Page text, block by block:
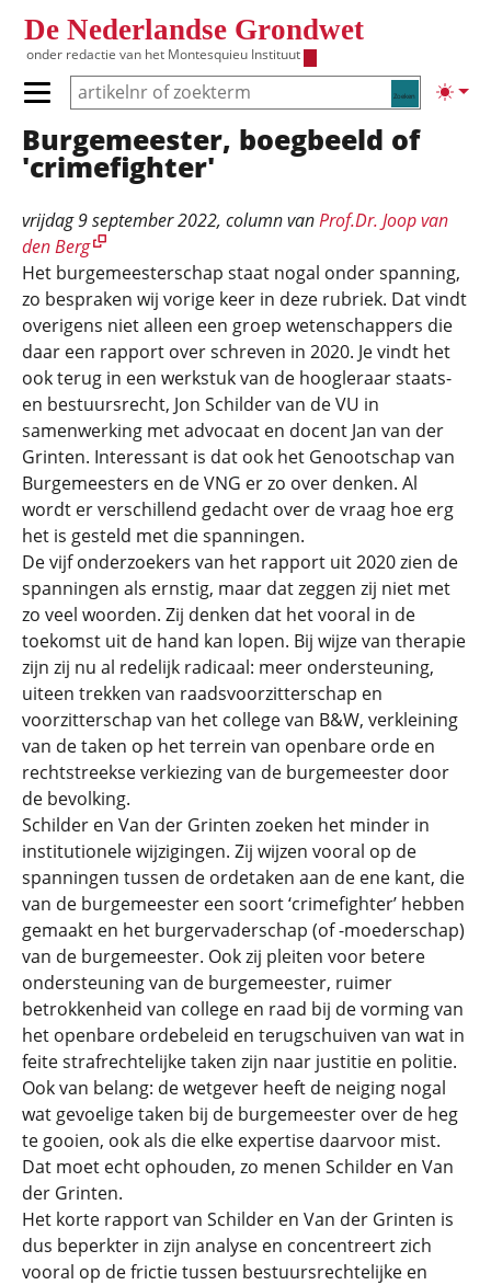
De Nederlandse Grondwet
onder redactie van het Montesquieu Instituut
Zoeken
Primair menu tonen/verbergen
Hoofdnavigatie
Burgemeester, boegbeeld of
'crimefighter'
vrijdag 9 september 2022, column vanProf.Dr. Joop van
den Berg
Het burgemeesterschap staat nogal onder spanning,
zo bespraken wij vorige keer in deze rubriek. Dat vindt
overigens niet alleen een groep wetenschappers die
daar een rapport over schreven in 2020. Je vindt het
ook terug in een werkstuk van de hoogleraar staats-
en bestuursrecht, Jon Schilder van de VU in
samenwerking met advocaat en docent Jan van der
Grinten. Interessant is dat ook het Genootschap van
Burgemeesters en de VNG er zo over denken. Al
wordt er verschillend gedacht over de vraag hoe erg
het is gesteld met die spanningen.
De vijf onderzoekers van het rapport uit 2020 zien de
spanningen als ernstig, maar dat zeggen zij niet met
zo veel woorden. Zij denken dat het vooral in de
toekomst uit de hand kan lopen. Bij wijze van therapie
zijn zij nu al redelijk radicaal: meer ondersteuning,
uiteen trekken van raadsvoorzitterschap en
voorzitterschap van het college van B&W, verkleining
van de taken op het terrein van openbare orde en
rechtstreekse verkiezing van de burgemeester door
de bevolking.
Schilder en Van der Grinten zoeken het minder in
institutionele wijzigingen. Zij wijzen vooral op de
spanningen tussen de ordetaken aan de ene kant, die
van de burgemeester een soort ‘crimefighter’ hebben
gemaakt en het burgervaderschap (of -moederschap)
van de burgemeester. Ook zij pleiten voor betere
ondersteuning van de burgemeester, ruimer
betrokkenheid van college en raad bij de vorming van
het openbare ordebeleid en terugschuiven van wat in
feite strafrechtelijke taken zijn naar justitie en politie.
Ook van belang: de wetgever heeft de neiging nogal
wat gevoelige taken bij de burgemeester over de heg
te gooien, ook als die elke expertise daarvoor mist.
Dat moet echt ophouden, zo menen Schilder en Van
der Grinten.
Het korte rapport van Schilder en Van der Grinten is
dus beperkter in zijn analyse en concentreert zich
vooral op de frictie tussen bestuursrechtelijke en